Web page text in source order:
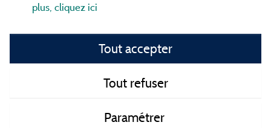
informez vous directement ici en ligne avant de contacter le
Faites vous votre propre idée du camping, au pied d'un lac,
avec clubenfants, avec vos animaux de compagnie, sous la
ou dans un mobil home ou même de
Tous les campings en Ardèche et au meilleur prix !
plus, cliquez ici
Tout accepter
Tout refuser
Paramétrer